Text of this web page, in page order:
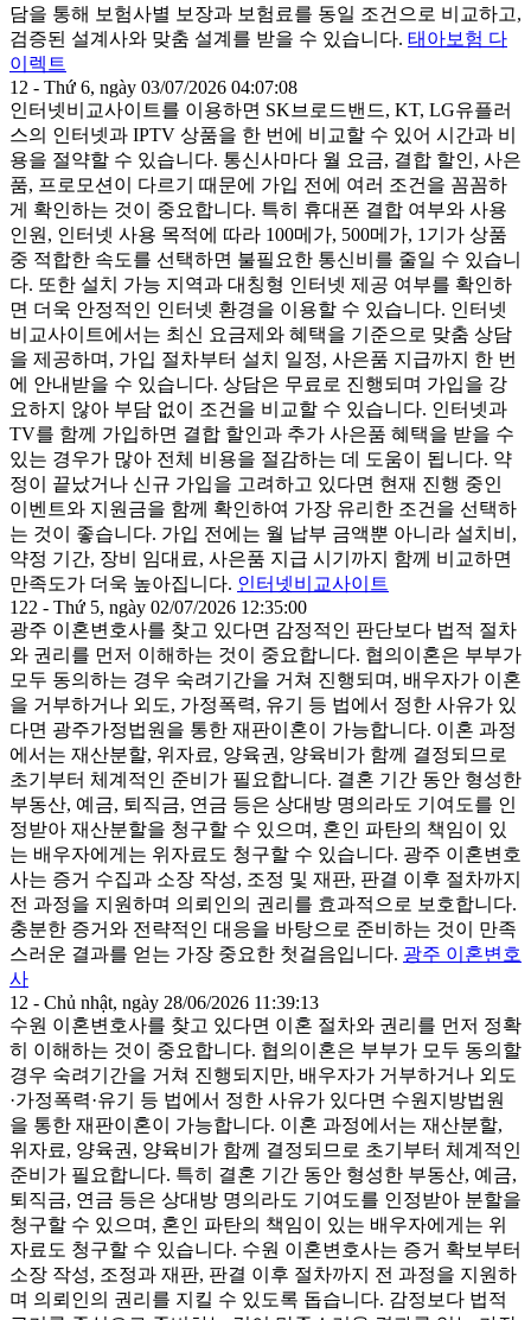
담을 통해 보험사별 보장과 보험료를 동일 조건으로 비교하고,
검증된 설계사와 맞춤 설계를 받을 수 있습니다. 태아보험 다
이렉트
12 - Thứ 6, ngày 03/07/2026 04:07:08
인터넷비교사이트를 이용하면 SK브로드밴드, KT, LG유플러
스의 인터넷과 IPTV 상품을 한 번에 비교할 수 있어 시간과 비
용을 절약할 수 있습니다. 통신사마다 월 요금, 결합 할인, 사은
품, 프로모션이 다르기 때문에 가입 전에 여러 조건을 꼼꼼하
게 확인하는 것이 중요합니다. 특히 휴대폰 결합 여부와 사용
인원, 인터넷 사용 목적에 따라 100메가, 500메가, 1기가 상품
중 적합한 속도를 선택하면 불필요한 통신비를 줄일 수 있습니
다. 또한 설치 가능 지역과 대칭형 인터넷 제공 여부를 확인하
면 더욱 안정적인 인터넷 환경을 이용할 수 있습니다. 인터넷
비교사이트에서는 최신 요금제와 혜택을 기준으로 맞춤 상담
을 제공하며, 가입 절차부터 설치 일정, 사은품 지급까지 한 번
에 안내받을 수 있습니다. 상담은 무료로 진행되며 가입을 강
요하지 않아 부담 없이 조건을 비교할 수 있습니다. 인터넷과
TV를 함께 가입하면 결합 할인과 추가 사은품 혜택을 받을 수
있는 경우가 많아 전체 비용을 절감하는 데 도움이 됩니다. 약
정이 끝났거나 신규 가입을 고려하고 있다면 현재 진행 중인
이벤트와 지원금을 함께 확인하여 가장 유리한 조건을 선택하
는 것이 좋습니다. 가입 전에는 월 납부 금액뿐 아니라 설치비,
약정 기간, 장비 임대료, 사은품 지급 시기까지 함께 비교하면
만족도가 더욱 높아집니다. 인터넷비교사이트
122 - Thứ 5, ngày 02/07/2026 12:35:00
광주 이혼변호사를 찾고 있다면 감정적인 판단보다 법적 절차
와 권리를 먼저 이해하는 것이 중요합니다. 협의이혼은 부부가
모두 동의하는 경우 숙려기간을 거쳐 진행되며, 배우자가 이혼
을 거부하거나 외도, 가정폭력, 유기 등 법에서 정한 사유가 있
다면 광주가정법원을 통한 재판이혼이 가능합니다. 이혼 과정
에서는 재산분할, 위자료, 양육권, 양육비가 함께 결정되므로
초기부터 체계적인 준비가 필요합니다. 결혼 기간 동안 형성한
부동산, 예금, 퇴직금, 연금 등은 상대방 명의라도 기여도를 인
정받아 재산분할을 청구할 수 있으며, 혼인 파탄의 책임이 있
는 배우자에게는 위자료도 청구할 수 있습니다. 광주 이혼변호
사는 증거 수집과 소장 작성, 조정 및 재판, 판결 이후 절차까지
전 과정을 지원하며 의뢰인의 권리를 효과적으로 보호합니다.
충분한 증거와 전략적인 대응을 바탕으로 준비하는 것이 만족
스러운 결과를 얻는 가장 중요한 첫걸음입니다. 광주 이혼변호
사
12 - Chủ nhật, ngày 28/06/2026 11:39:13
수원 이혼변호사를 찾고 있다면 이혼 절차와 권리를 먼저 정확
히 이해하는 것이 중요합니다. 협의이혼은 부부가 모두 동의할
경우 숙려기간을 거쳐 진행되지만, 배우자가 거부하거나 외도
·가정폭력·유기 등 법에서 정한 사유가 있다면 수원지방법원
을 통한 재판이혼이 가능합니다. 이혼 과정에서는 재산분할,
위자료, 양육권, 양육비가 함께 결정되므로 초기부터 체계적인
준비가 필요합니다. 특히 결혼 기간 동안 형성한 부동산, 예금,
퇴직금, 연금 등은 상대방 명의라도 기여도를 인정받아 분할을
청구할 수 있으며, 혼인 파탄의 책임이 있는 배우자에게는 위
자료도 청구할 수 있습니다. 수원 이혼변호사는 증거 확보부터
소장 작성, 조정과 재판, 판결 이후 절차까지 전 과정을 지원하
며 의뢰인의 권리를 지킬 수 있도록 돕습니다. 감정보다 법적